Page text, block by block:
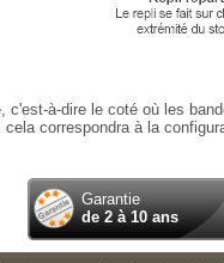
à-dire le coté où les
correspondra à la
Garantie
de 2 à 10 ans